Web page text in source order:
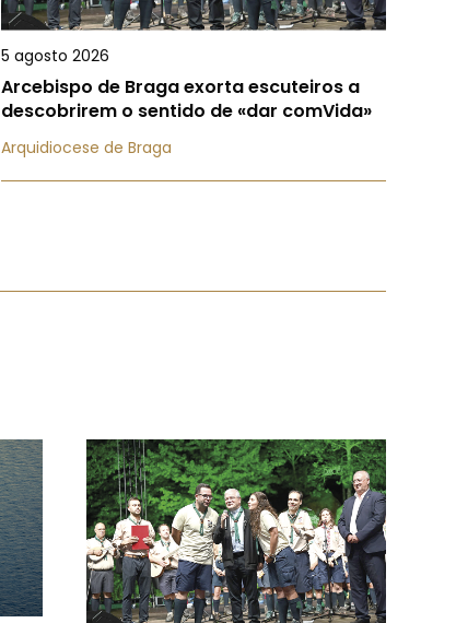
5 agosto 2026
Arcebispo de Braga exorta escuteiros a
descobrirem o sentido de «dar comVida»
Arquidiocese de Braga